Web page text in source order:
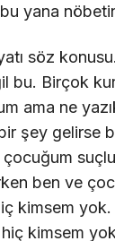
yana
söz
bu. Birçok
ama ne
şey gelirse
ben ve
kimsem
kimsem